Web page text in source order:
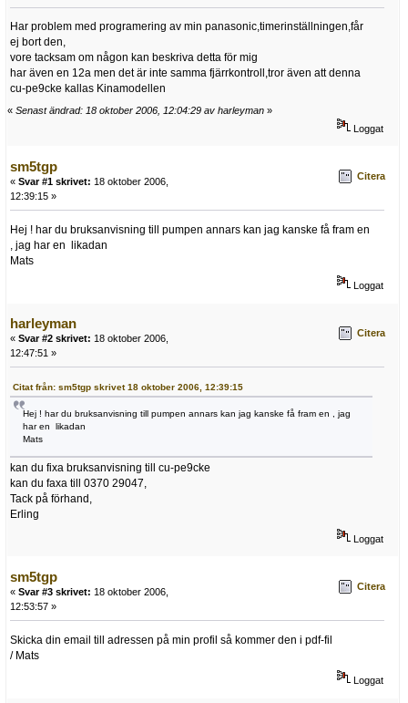
Har problem med programering av min panasonic,timerinställningen,får
ej bort den,
vore tacksam om någon kan beskriva detta för mig
har även en 12a men det är inte samma fjärrkontroll,tror även att denna
cu-pe9cke kallas Kinamodellen
« Senast ändrad: 18 oktober 2006, 12:04:29 av harleyman »
Loggat
sm5tgp
« Svar #1 skrivet: 18 oktober 2006,
12:39:15 »
Citera
Hej ! har du bruksanvisning till pumpen annars kan jag kanske få fram en
, jag har en likadan
Mats
Loggat
harleyman
« Svar #2 skrivet: 18 oktober 2006,
12:47:51 »
Citera
Citat från: sm5tgp skrivet 18 oktober 2006, 12:39:15
Hej ! har du bruksanvisning till pumpen annars kan jag kanske få fram en , jag
har en likadan
Mats
kan du fixa bruksanvisning till cu-pe9cke
kan du faxa till 0370 29047,
Tack på förhand,
Erling
Loggat
sm5tgp
« Svar #3 skrivet: 18 oktober 2006,
12:53:57 »
Citera
Skicka din email till adressen på min profil så kommer den i pdf-fil
/ Mats
Loggat